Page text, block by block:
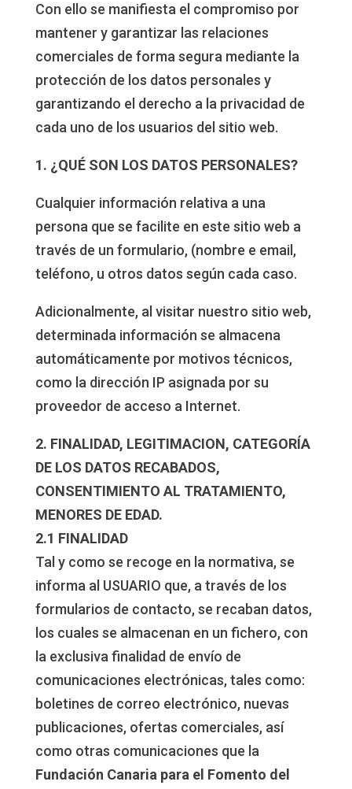
Con ello se manifiesta el compromiso por
mantener y garantizar las relaciones
comerciales de forma segura mediante la
protección de los datos personales y
garantizando el derecho a la privacidad de
cada uno de los usuarios del sitio web.
1. ¿QUÉ SON LOS DATOS PERSONALES?
Cualquier información relativa a una
persona que se facilite en este sitio web a
través de un formulario, (nombre e email,
teléfono, u otros datos según cada caso.
Adicionalmente, al visitar nuestro sitio web,
determinada información se almacena
automáticamente por motivos técnicos,
como la dirección IP asignada por su
proveedor de acceso a Internet.
2. FINALIDAD, LEGITIMACION, CATEGORÍA
DE LOS DATOS RECABADOS,
CONSENTIMIENTO AL TRATAMIENTO,
MENORES DE EDAD.
2.1 FINALIDAD
Tal y como se recoge en la normativa, se
informa al USUARIO que, a través de los
formularios de contacto, se recaban datos,
los cuales se almacenan en un fichero, con
la exclusiva finalidad de envío de
comunicaciones electrónicas, tales como:
boletines de correo electrónico, nuevas
publicaciones, ofertas comerciales, así
como otras comunicaciones que la
Fundación Canaria para el Fomento del